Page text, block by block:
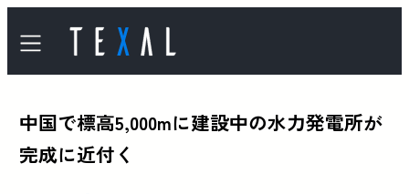
中国で標高5,000mに建設中の水力発電所が
完成に近付く